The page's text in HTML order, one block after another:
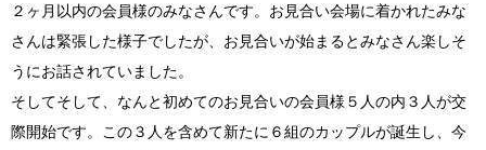
２ヶ月以内の会員様のみなさんです。お見合い会場に着かれたみな
さんは緊張した様子でしたが、お見合いが始まるとみなさん楽しそ
うにお話されていました。
そしてそして、なんと初めてのお見合いの会員様５人の内３人が交
際開始です。この３人を含めて新たに６組のカップルが誕生し、今